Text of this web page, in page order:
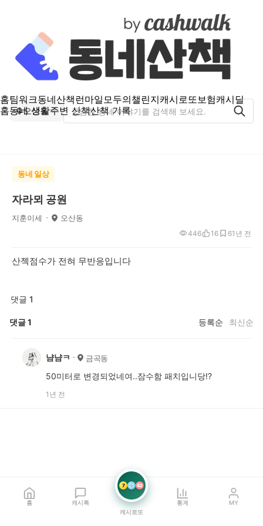
홈팀워크동네산책런마일모두의챌린지캐시로또보험캐시딜
홈동네 생활주변 산책산책 기록
오산동
동네 일상
자라뫼 공원
지훈이세 오산동
1년 전
446 16 6
산젝점수가 전혀 무반응입니다
댓글 1
댓글1 등록순 최신순
냠냠ㅋ 금곡동
50미터로 변경되었네여..잠수함 패치입니당!?
1년 전
홈 캐시톡
7 21 42
캐시로또
통계 MY